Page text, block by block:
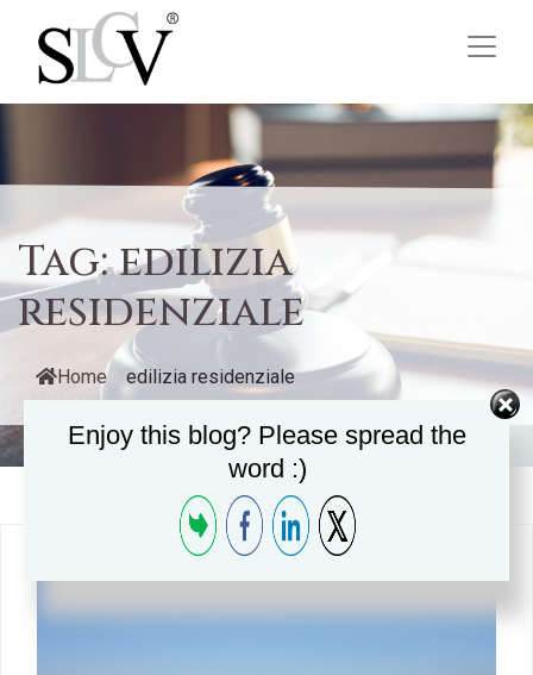
Tag:edilizia
residenziale
Home edilizia residenziale
Enjoy this blog? Please spread the
word :)